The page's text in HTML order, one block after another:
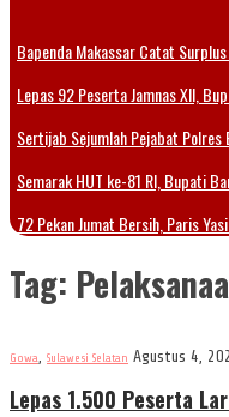
Bapenda Makassar Catat
Lepas 92 Peserta Jamnas XII,
Sertijab Sejumlah Pejabat Polres
Semarak HUT ke-81 RI, Bupati
72 Pekan Jumat Bersih, Paris
Tag:
Gowa, Sulawesi Selatan Agustus 4,
Lepas 1.500 Peserta